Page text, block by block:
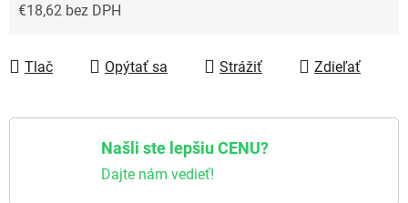
€18,62 bez DPH
Tlač
Opýtať sa Strážiť Zdieľať
Našli ste lepšiu CENU?
Dajte nám vedieť!